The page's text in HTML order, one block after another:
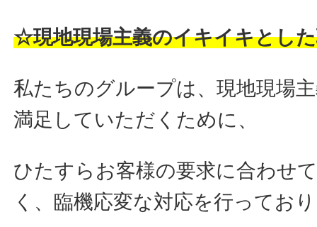
☆現地現場主義のイキイキとし
私たちのグループは、現地現場
満足していただくために、
ひたすらお客様の要求に合わせ
く、臨機応変な対応を行ってお